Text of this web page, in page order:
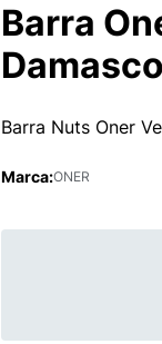
Barra
Barra Nuts Oner
Marca:ONER